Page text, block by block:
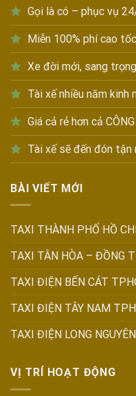
Gọi là có – phục vụ
Miễn 100% phí cao tốc
Xe đời mới, sang trọng
Tài xế nhiều năm kinh
Giá cả rẻ hơn cả
Tài xế sẽ đến đón tận
BÀI VIẾT MỚI
TAXI THÀNH PHỐ HỒ
TAXI TÂN HÒA – ĐỒNG
TAXI ĐIỆN BẾN CÁT
TAXI ĐIỆN TÂY NAM
TAXI ĐIỆN LONG
VỊ TRÍ HOẠT ĐỘNG